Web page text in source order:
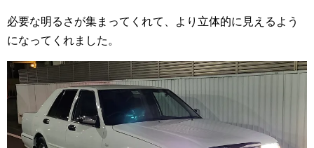
必要な明るさが集まってくれて、より立体的に見えるよう
になってくれました。